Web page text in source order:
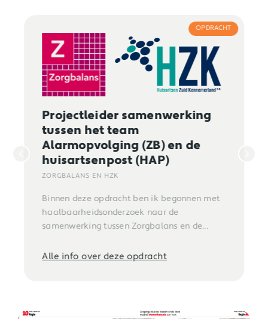
OPDRACHT
Projectleider samenwerking
tussen het team
Alarmopvolging (ZB) en de
huisartsenpost (HAP)
ZORGBALANS EN HZK
Binnen deze opdracht ben ik begonnen met
haalbaarheidsonderzoek naar de
samenwerking tussen Zorgbalans en de...
Alle info over deze opdracht